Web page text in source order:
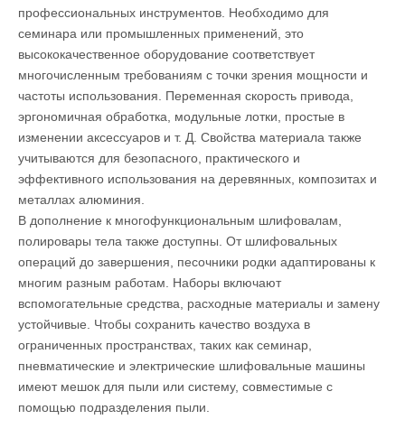
профессиональных инструментов. Необходимо для
семинара или промышленных применений, это
высококачественное оборудование соответствует
многочисленным требованиям с точки зрения мощности и
частоты использования. Переменная скорость привода,
эргономичная обработка, модульные лотки, простые в
изменении аксессуаров и т. Д. Свойства материала также
учитываются для безопасного, практического и
эффективного использования на деревянных, композитах и ​​
металлах алюминия.
В дополнение к многофункциональным шлифовалам,
полировары тела также доступны. От шлифовальных
операций до завершения, песочники родки адаптированы к
многим разным работам. Наборы включают
вспомогательные средства, расходные материалы и замену
устойчивые. Чтобы сохранить качество воздуха в
ограниченных пространствах, таких как семинар,
пневматические и электрические шлифовальные машины
имеют мешок для пыли или систему, совместимые с
помощью подразделения пыли.